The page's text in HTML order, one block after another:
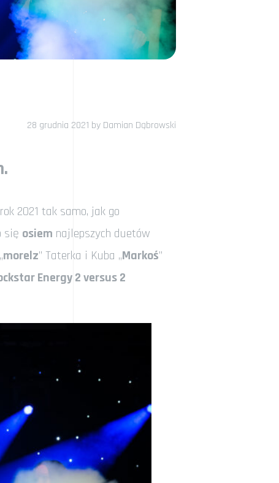
28 grudnia 2021 by Damian Dąbrowski
2021 tak samo, jak go
się osiem najlepszych duetów
morelz” Taterka i Kuba „Markoś”
Energy 2 versus 2